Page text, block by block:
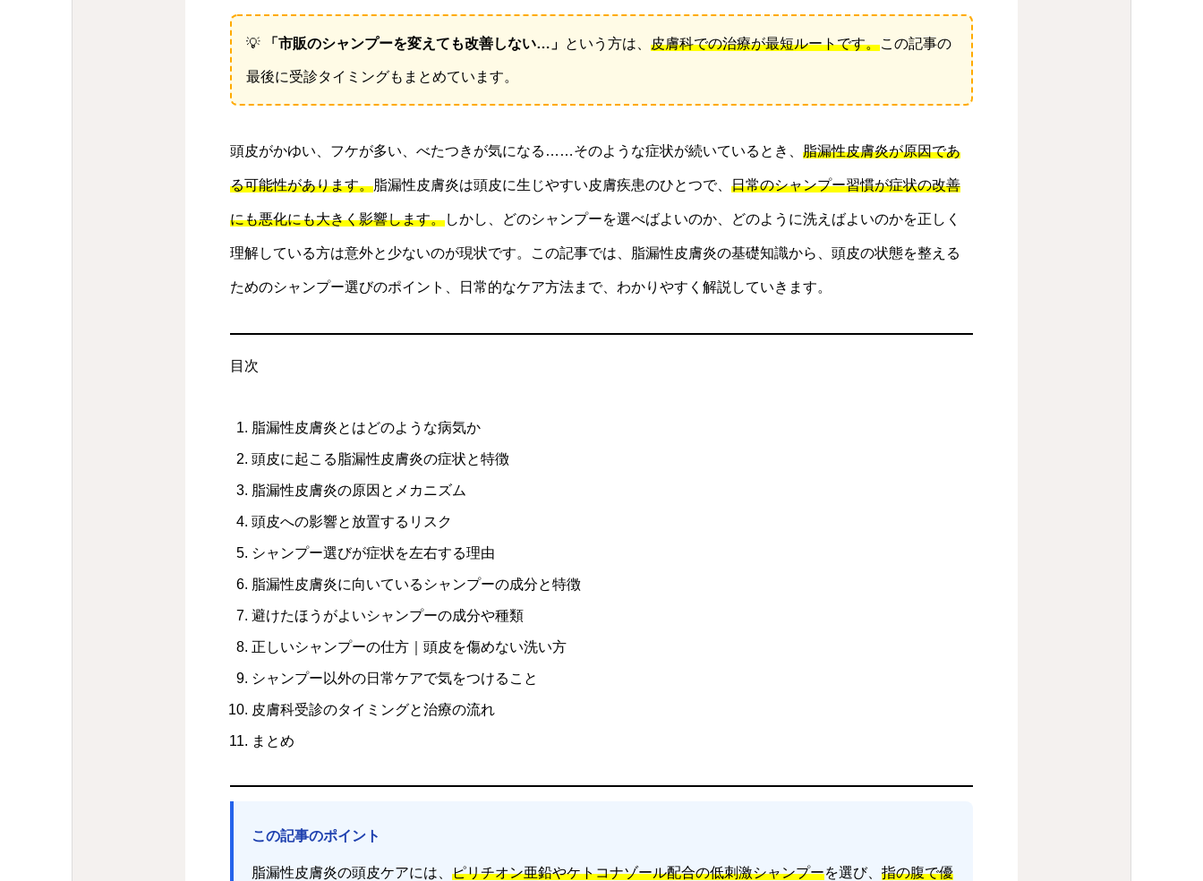
💡 「市販のシャンプーを変えても改善しない…」 という方は、 皮膚科での治療が最短ルートです。この記事の
最後に受診タイミングもまとめています。
頭皮がかゆい、フケが多い、べたつきが気になる……そのような症状が続いているとき、 脂漏性皮膚炎が原因であ
る可能性があります。脂漏性皮膚炎は頭皮に生じやすい皮膚疾患のひとつで、 日常のシャンプー習慣が症状の改善
にも悪化にも大きく影響します。しかし、どのシャンプーを選べばよいのか、どのように洗えばよいのかを正しく
理解している方は意外と少ないのが現状です。この記事では、脂漏性皮膚炎の基礎知識から、頭皮の状態を整える
ためのシャンプー選びのポイント、日常的なケア方法まで、わかりやすく解説していきます。
目次
脂漏性皮膚炎とはどのような病気か
頭皮に起こる脂漏性皮膚炎の症状と特徴
脂漏性皮膚炎の原因とメカニズム
頭皮への影響と放置するリスク
シャンプー選びが症状を左右する理由
脂漏性皮膚炎に向いているシャンプーの成分と特徴
避けたほうがよいシャンプーの成分や種類
正しいシャンプーの仕方｜頭皮を傷めない洗い方
シャンプー以外の日常ケアで気をつけること
皮膚科受診のタイミングと治療の流れ
まとめ
この記事のポイント
脂漏性皮膚炎の頭皮ケアには、 ピリチオン亜鉛やケトコナゾール配合の低刺激シャンプーを選び、 指の腹で優